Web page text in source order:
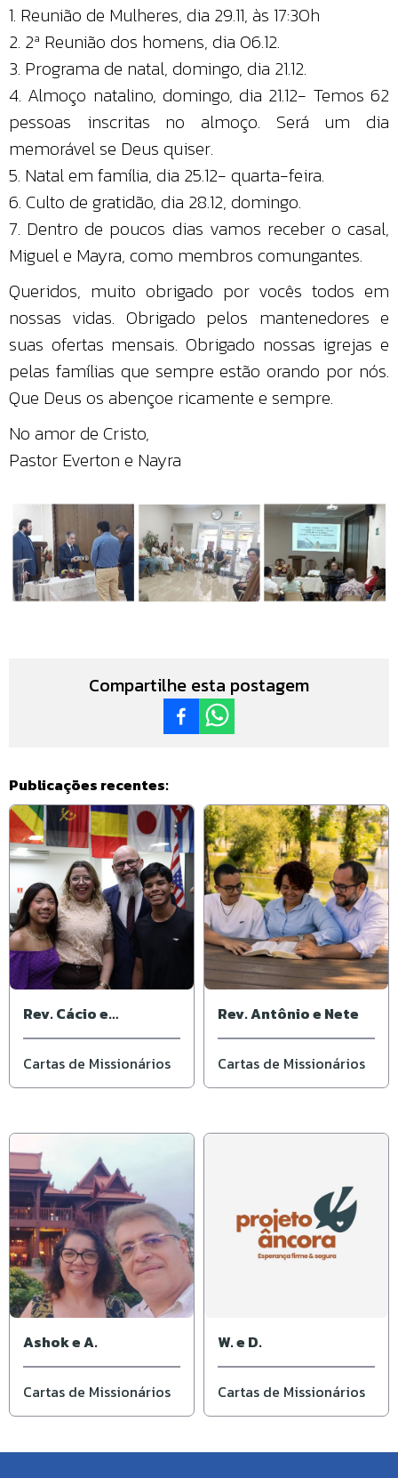
1. Reunião de Mulheres, dia 29.11, às 17:30h
2. 2ª Reunião dos homens, dia 06.12.
3. Programa de natal, domingo, dia 21.12.
4. Almoço natalino, domingo, dia 21.12- Temos 62
pessoas inscritas no almoço. Será um dia
memorável se Deus quiser.
5. Natal em família, dia 25.12- quarta-feira.
6. Culto de gratidão, dia 28.12, domingo.
7. Dentro de poucos dias vamos receber o casal,
Miguel e Mayra, como membros comungantes.
Queridos, muito obrigado por vocês todos em
nossas vidas. Obrigado pelos mantenedores e
suas ofertas mensais. Obrigado nossas igrejas e
pelas famílias que sempre estão orando por nós.
Que Deus os abençoe ricamente e sempre.
No amor de Cristo,
Pastor Everton e Nayra
Compartilhe esta postagem
Publicações recentes:
Rev. Cácio e
Elisângela
Cartas de Missionários
Rev. Antônio e Nete
Cartas de Missionários
Ashok e A.
Cartas de Missionários
W. e D.
Cartas de Missionários